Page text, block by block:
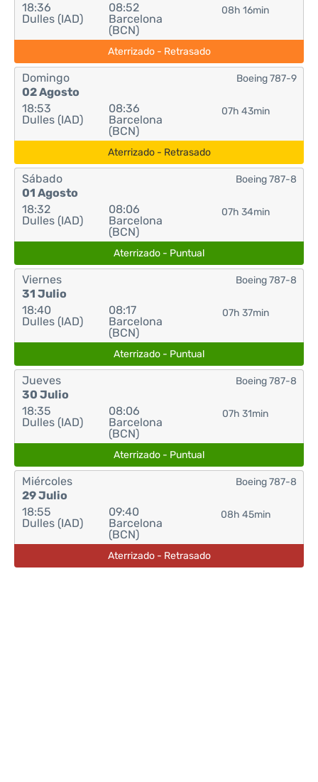
18:36
Dulles (IAD)
08:52
Barcelona
(BCN)
08h 16min
Aterrizado - Retrasado
Domingo
02 Agosto
18:53
Dulles (IAD)
08:36
Barcelona
(BCN)
07h 43min
Boeing 787-9
Aterrizado - Retrasado
Sábado
01 Agosto
18:32
Dulles (IAD)
08:06
Barcelona
(BCN)
07h 34min
Boeing 787-8
Aterrizado - Puntual
Viernes
31 Julio
18:40
Dulles (IAD)
08:17
Barcelona
(BCN)
07h 37min
Boeing 787-8
Aterrizado - Puntual
Jueves
30 Julio
18:35
Dulles (IAD)
08:06
Barcelona
(BCN)
07h 31min
Boeing 787-8
Aterrizado - Puntual
Miércoles
29 Julio
18:55
Dulles (IAD)
09:40
Barcelona
(BCN)
08h 45min
Boeing 787-8
Aterrizado - Retrasado